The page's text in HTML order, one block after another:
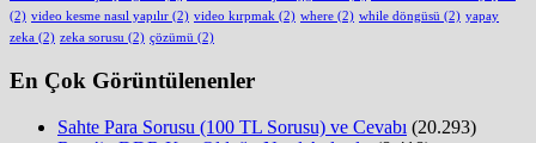
(2) video kesme nasıl yapılır (2) video kırpmak (2) where (2) while döngüsü (2) yapay
zeka (2) zeka sorusu (2) çözümü (2)
En Çok Görüntülenenler
Sahte Para Sorusu (100 TL Sorusu) ve Cevabı (20.293)